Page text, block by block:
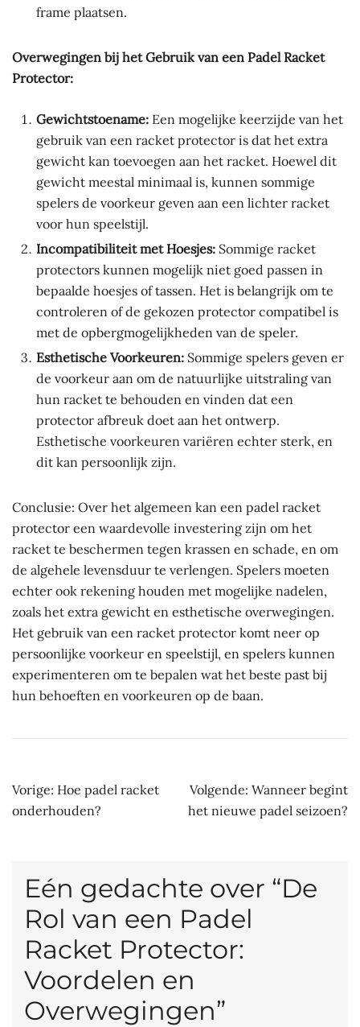
frame plaatsen.
Overwegingen bij het Gebruik van een Padel Racket
Protector:
Gewichtstoename: Een mogelijke keerzijde van het
gebruik van een racket protector is dat het extra
gewicht kan toevoegen aan het racket. Hoewel dit
gewicht meestal minimaal is, kunnen sommige
spelers de voorkeur geven aan een lichter racket
voor hun speelstijl.
Incompatibiliteit met Hoesjes: Sommige racket
protectors kunnen mogelijk niet goed passen in
bepaalde hoesjes of tassen. Het is belangrijk om te
controleren of de gekozen protector compatibel is
met de opbergmogelijkheden van de speler.
Esthetische Voorkeuren: Sommige spelers geven er
de voorkeur aan om de natuurlijke uitstraling van
hun racket te behouden en vinden dat een
protector afbreuk doet aan het ontwerp.
Esthetische voorkeuren variëren echter sterk, en
dit kan persoonlijk zijn.
Conclusie: Over het algemeen kan een padel racket
protector een waardevolle investering zijn om het
racket te beschermen tegen krassen en schade, en om
de algehele levensduur te verlengen. Spelers moeten
echter ook rekening houden met mogelijke nadelen,
zoals het extra gewicht en esthetische overwegingen.
Het gebruik van een racket protector komt neer op
persoonlijke voorkeur en speelstijl, en spelers kunnen
experimenteren om te bepalen wat het beste past bij
hun behoeften en voorkeuren op de baan.
Bericht
navigatie
Vorige: Hoe padel racket
onderhouden?
Volgende: Wanneer begint
het nieuwe padel seizoen?
Eén gedachte over “De
Rol van een Padel
Racket Protector:
Voordelen en
Overwegingen”